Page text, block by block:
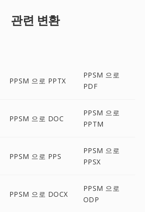
관련 변환
PPSM 으로 PPTX
PPSM 으로
PDF
PPSM 으로 DOC
PPSM 으로
PPTM
PPSM 으로 PPS
PPSM 으로
PPSX
PPSM 으로 DOCX
PPSM 으로
ODP